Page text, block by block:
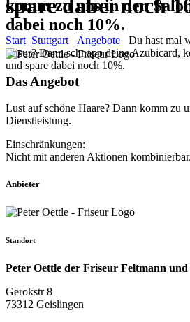
spare dabei noch
Start Stuttgart Angebote
Du hast mal
Frisur? Dann schnapp deine Azubicard,
und spare dabei noch 10%.
komm zu uns in den
dabei noch 10%.
Das Angebot
Lust auf schöne Haare? Dann komm zu
Dienstleistung.
Einschränkungen:
Nicht mit anderen Aktionen kombinierbar.
Anbieter
Standort
Peter Oettle der Friseur Feltmann
Gerokstr 8
73312 Geislingen